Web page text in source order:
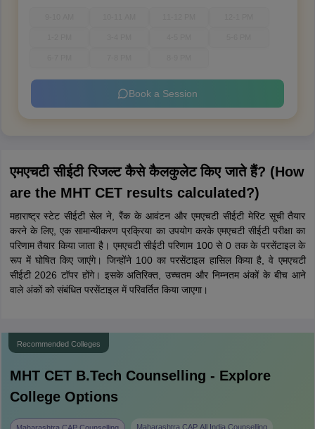
Book a Session
एमएचटी सीईटी रिजल्ट कैसे कैलकुलेट किए जाते हैं? (How
are the MHT CET results calculated?)
महाराष्ट्र स्टेट सीईटी सेल ने, रैंक के आवंटन और एमएचटी सीईटी मेरिट सूची तैयार
करने के लिए, एक सामान्यीकरण प्रक्रिया का उपयोग करके एमएचटी सीईटी परीक्षा का
परिणाम तैयार किया जाता है। एमएचटी सीईटी परिणाम 100 से 0 तक के परसेंटाइल के
रूप में घोषित किए जाएंगे। जिन्होंने 100 का परसेंटाइल हासिल किया है, वे एमएचटी
सीईटी 2026 टॉपर होंगे। इसके अतिरिक्त, उच्चतम और निम्नतम अंकों के बीच आने
वाले अंकों को संबंधित परसेंटाइल में परिवर्तित किया जाएगा।
Recommended Colleges
MHT CET B.Tech Counselling - Explore
College Options
Maharashtra CAP All India Counselling